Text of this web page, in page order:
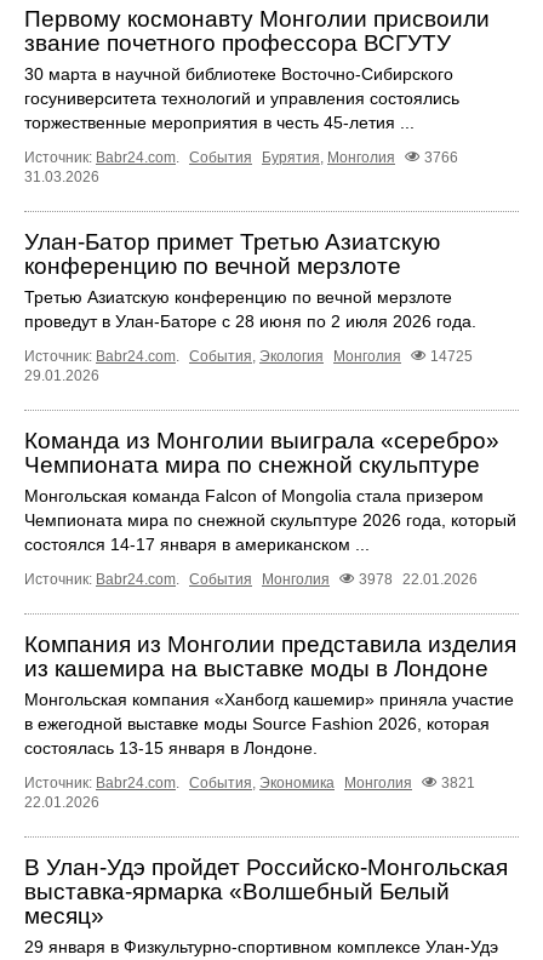
Первому космонавту Монголии присвоили
звание почетного профессора ВСГУТУ
30 марта в научной библиотеке Восточно-Сибирского
госуниверситета технологий и управления состоялись
торжественные мероприятия в честь 45-летия ...
Источник: Babr24.com. События Бурятия, Монголия
3766
31.03.2026
Улан-Батор примет Третью Азиатскую
конференцию по вечной мерзлоте
Третью Азиатскую конференцию по вечной мерзлоте
проведут в Улан-Баторе с 28 июня по 2 июля 2026 года.
Источник: Babr24.com. События, Экология Монголия
14725
29.01.2026
Команда из Монголии выиграла «серебро»
Чемпионата мира по снежной скульптуре
Монгольская команда Falcon of Mongolia стала призером
Чемпионата мира по снежной скульптуре 2026 года, который
состоялся 14-17 января в американском ...
Источник: Babr24.com. События Монголия 3978 22.01.2026
Компания из Монголии представила изделия
из кашемира на выставке моды в Лондоне
Монгольская компания «Ханбогд кашемир» приняла участие
в ежегодной выставке моды Source Fashion 2026, которая
состоялась 13-15 января в Лондоне.
Источник: Babr24.com. События, Экономика Монголия
3821
22.01.2026
В Улан-Удэ пройдет Российско-Монгольская
выставка-ярмарка «Волшебный Белый
месяц»
29 января в Физкультурно-спортивном комплексе Улан-Удэ